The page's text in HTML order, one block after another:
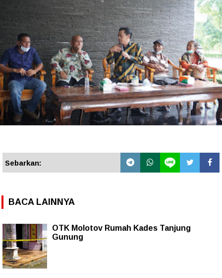
Sebarkan:
BACA LAINNYA
OTK Molotov Rumah Kades Tanjung
Gunung